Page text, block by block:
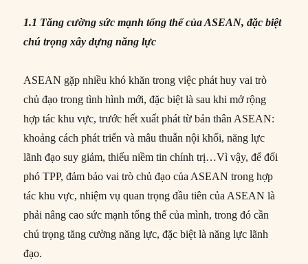
1.1 Tăng cường sức mạnh tổng thể của ASEAN, đặc biệt
chú trọng xây dựng năng lực
ASEAN gặp nhiều khó khăn trong việc phát huy vai trò
chủ đạo trong tình hình mới, đặc biệt là sau khi mở rộng
hợp tác khu vực, trước hết xuất phát từ bản thân ASEAN:
khoảng cách phát triển và mâu thuẫn nội khối, năng lực
lãnh đạo suy giảm, thiếu niềm tin chính trị…Vì vậy, để đối
phó TPP, đảm bảo vai trò chủ đạo của ASEAN trong hợp
tác khu vực, nhiệm vụ quan trọng đầu tiên của ASEAN là
phải nâng cao sức mạnh tổng thể của mình, trong đó cần
chú trọng tăng cường năng lực, đặc biệt là năng lực lãnh
đạo.